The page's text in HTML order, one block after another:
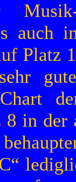
auch
Platz
Chart
8 in